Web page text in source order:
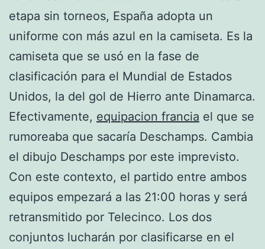
etapa sin torneos, España adopta un
uniforme con más azul en la camiseta. Es la
camiseta que se usó en la fase de
clasificación para el Mundial de Estados
Unidos, la del gol de Hierro ante Dinamarca.
Efectivamente, equipacion francia el que se
rumoreaba que sacaría Deschamps. Cambia
el dibujo Deschamps por este imprevisto.
Con este contexto, el partido entre ambos
equipos empezará a las 21:00 horas y será
retransmitido por Telecinco. Los dos
conjuntos lucharán por clasificarse en el